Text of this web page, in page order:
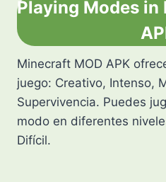
Playing Modes
Minecraft MOD APK
juego: Creativo, Intenso,
Supervivencia. Puedes
modo en diferentes
Difícil.